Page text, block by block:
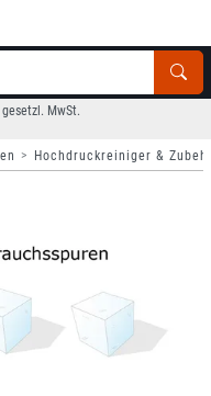
MwSt.
Hochdruckreiniger &